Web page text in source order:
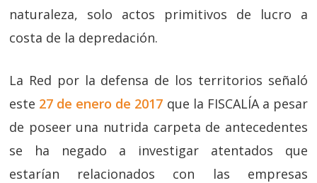
naturaleza, solo actos primitivos de lucro a
costa de la depredación.
La Red por la defensa de los territorios señaló
este 27 de enero de 2017 que la FISCALÍA a pesar
de poseer una nutrida carpeta de antecedentes
se ha negado a investigar atentados que
estarían relacionados con las empresas